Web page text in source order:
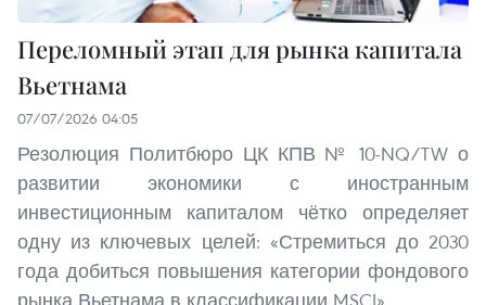
Переломный этап для рынка капитала
Вьетнама
07/07/2026 04:05
Резолюция Политбюро ЦК КПВ № 10-NQ/TW о
развитии экономики с иностранным
инвестиционным капиталом чётко определяет
одну из ключевых целей: «Стремиться до 2030
года добиться повышения категории фондового